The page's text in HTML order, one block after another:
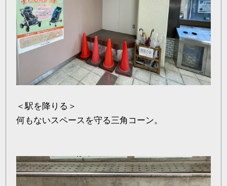
＜駅を降りる＞
何もないスペースを守る三角コーン。